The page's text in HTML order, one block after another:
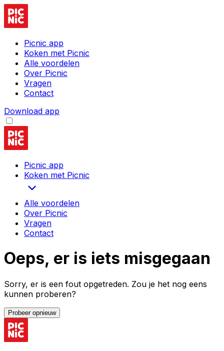
Picnic app
Koken met Picnic
Alle voordelen
Over Picnic
Vragen
Contact
Download app
Picnic app
Koken met Picnic
Alle voordelen
Over Picnic
Vragen
Contact
Oeps, er is iets misgegaan
Sorry, er is een fout opgetreden. Zou je het nog eens
kunnen proberen?
Probeer opnieuw